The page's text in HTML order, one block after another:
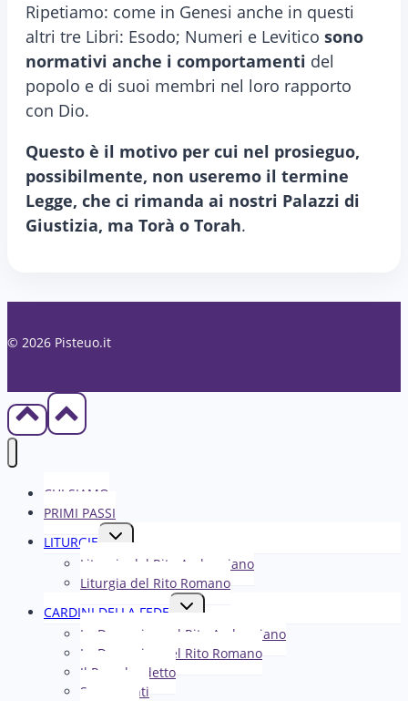
Ripetiamo: come in Genesi anche in questi
altri tre Libri: Esodo; Numeri e Levitico sono
normativi anche i comportamenti del
popolo e di suoi membri nel loro rapporto
con Dio.
Questo è il motivo per cui nel prosieguo,
possibilmente, non useremo il termine
Legge, che ci rimanda ai nostri Palazzi di
Giustizia, ma Torà o Torah.
© 2026 Pisteuo.it
CHI SIAMO
PRIMI PASSI
LITURGIE
Alterna
figlio
Liturgia del Rito Ambrosiano
Liturgia del Rito Romano
CARDINI DELLA FEDE
Alterna
figlio
La Domenica nel R​​​​​​ito Ambrosiano
La Domenica nel Rito Romano
Il Papa ha detto
Sacramenti